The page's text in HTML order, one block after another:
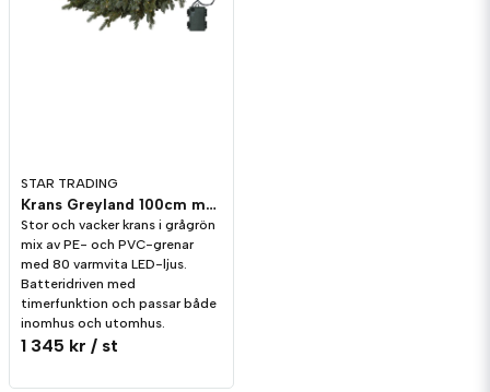
STAR TRADING
Krans Greyland 100cm med LED-ljus
Stor och vacker krans i grågrön
mix av PE- och PVC-grenar
med 80 varmvita LED-ljus.
Batteridriven med
timerfunktion och passar både
inomhus och utomhus.
1 345 kr / st